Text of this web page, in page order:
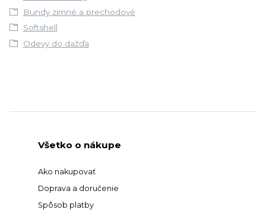
Bundy zimné a prechodové
Softshell
Odevy do dažďa
Všetko o nákupe
Ako nakupovať
Doprava a doručenie
Spôsob platby